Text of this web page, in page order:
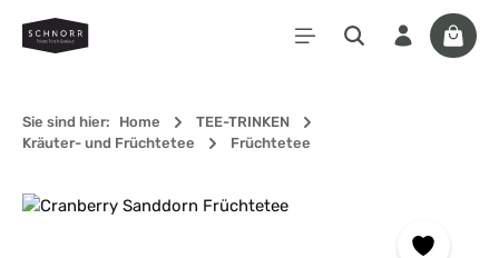
Zum Hauptinhalt springen
Sie sind hier: Home
TEE-TRINKEN
Kräuter- und Früchtetee
Früchtetee
Bildergalerie überspringen